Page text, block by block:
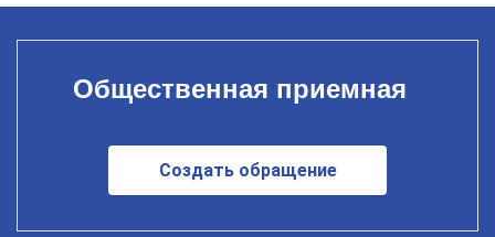
Общественная приемная
Создать обращение